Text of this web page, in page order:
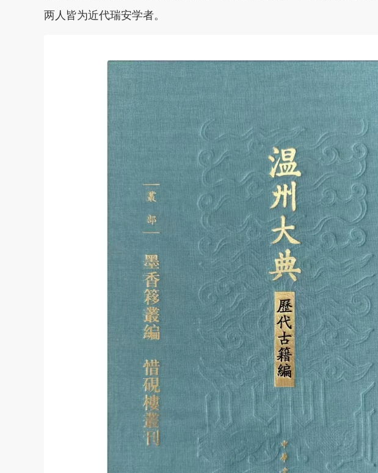
两人皆为近代瑞安学者。